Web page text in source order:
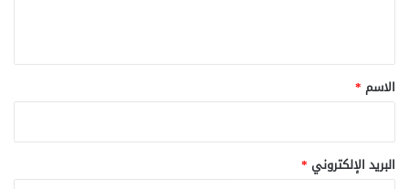
*
الاسم *
البريد الإلكتروني *